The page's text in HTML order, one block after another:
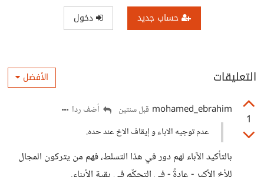
حساب جديد دخول
التعليقات الأفضل
1
mohamed_ebrahim قبل سنتين
أضف ردا
عدم توجيه الاباء و إيقاف الاخ عند حده.
بالتأكيد الآباء لهم دور في هذا التسلط، فهم من يتركون المجال